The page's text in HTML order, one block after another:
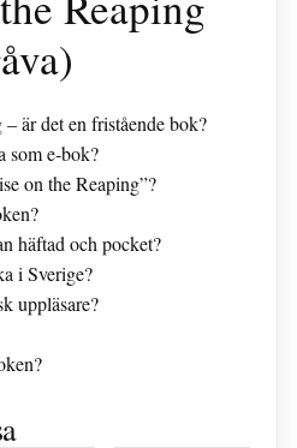
är det en fristående bok?
som e‑bok?
on the Reaping”?
häftad och pocket?
i Sverige?
uppläsare?
värde